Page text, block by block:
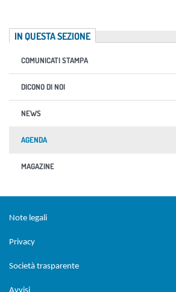
IN QUESTA SEZIONE
COMUNICATI STAMPA
DICONO DI NOI
NEWS
AGENDA
MAGAZINE
Note legali
Privacy
Società trasparente